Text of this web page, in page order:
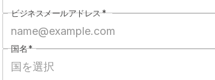
ビジネスメールアドレス*
国名*